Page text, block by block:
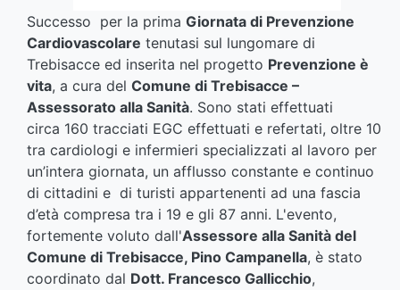
Successo per la prima Giornata di Prevenzione
Cardiovascolare tenutasi sul lungomare di
Trebisacce ed inserita nel progetto Prevenzione è
vita, a cura del Comune di Trebisacce –
Assessorato alla Sanità. Sono stati effettuati
circa 160 tracciati EGC effettuati e refertati, oltre 10
tra cardiologi e infermieri specializzati al lavoro per
un’intera giornata, un afflusso constante e continuo
di cittadini e di turisti appartenenti ad una fascia
d’età compresa tra i 19 e gli 87 anni. L'evento,
fortemente voluto dall'Assessore alla Sanità del
Comune di Trebisacce, Pino Campanella, è stato
coordinato dal Dott. Francesco Gallicchio,